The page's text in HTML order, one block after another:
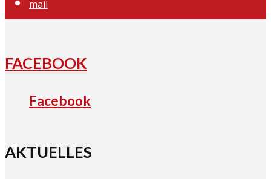
mail
FACEBOOK
Facebook
AKTUELLES